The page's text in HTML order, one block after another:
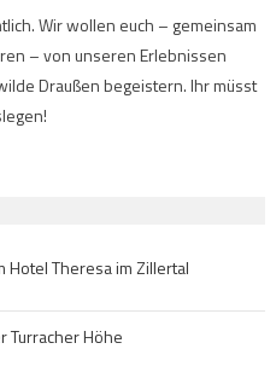
Wir wollen euch – gemeinsam
– von unseren Erlebnissen
Draußen begeistern. Ihr müsst
Hotel Theresa im Zillertal
Turracher Höhe